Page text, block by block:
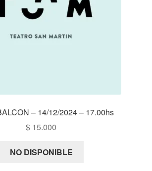
– 14/12/2024 – 17.00hs
$ 15.000
NO DISPONIBLE